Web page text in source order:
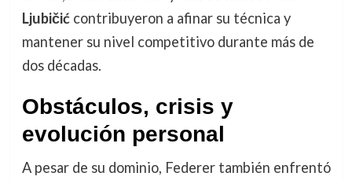
Ljubičićcontribuyeron a afinar su técnica y
mantener su nivel competitivo durante más de
dos décadas.
Obstáculos, crisis y
evolución personal
A pesar de su dominio, Federer también enfrentó